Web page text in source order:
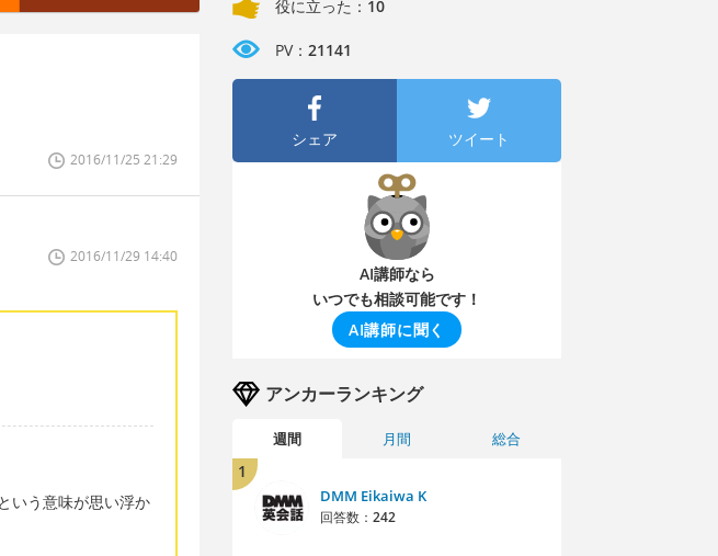
2016/11/25 21:29
2016/11/29 14:40
いう意味が思い浮か
役に立った： 10
PV： 21141
シェア ツイート
AI講師なら
いつでも相談可能です！
AI講師に聞く
アンカーランキング
週間 月間 総合
1
DMM Eikaiwa K
回答数： 242